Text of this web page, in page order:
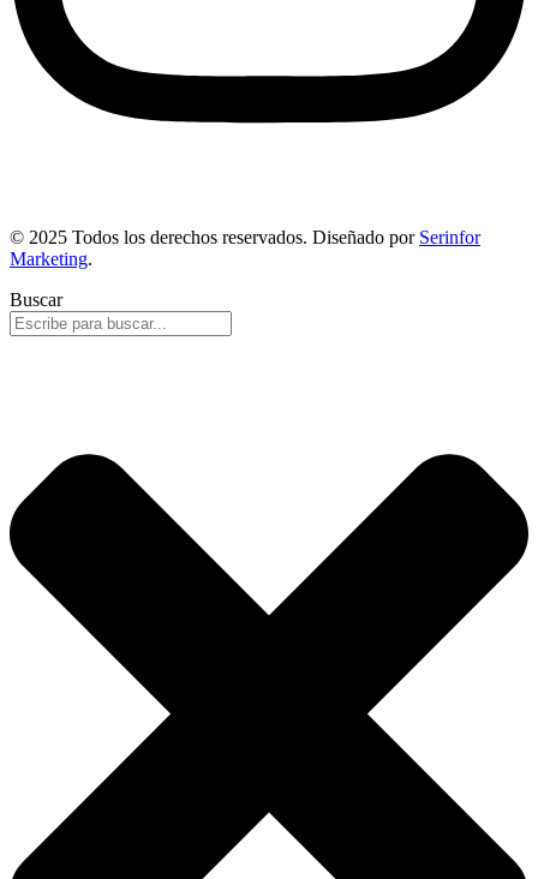
© 2025 Todos los derechos reservados. Diseñado por Serinfor
Marketing.
Buscar